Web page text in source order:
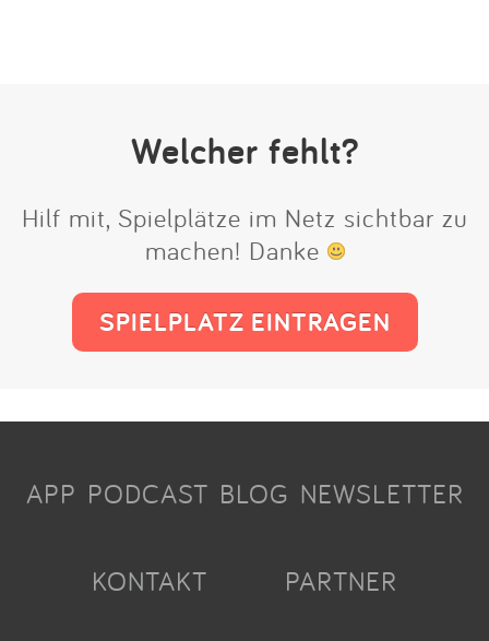
Welcher fehlt?
Hilf mit, Spielplätze im Netz sichtbar zu
machen! Danke
SPIELPLATZ EINTRAGEN
APP PODCAST BLOG NEWSLETTER
KONTAKT PARTNER